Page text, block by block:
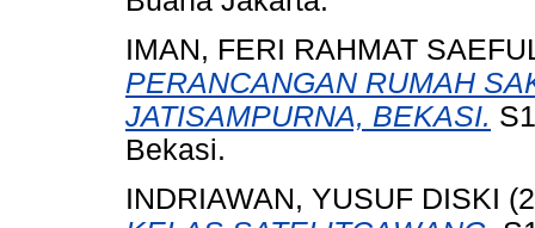
IMAN, FERI RAHMAT
PERANCANGAN RUMAH
JATISAMPURNA, BEKASI.
Bekasi.
INDRIAWAN, YUSUF DISKI